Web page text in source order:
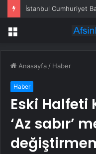
Menü
Anasayfa / Haber
Haber
Eski Halfeti
‘Az sabır’